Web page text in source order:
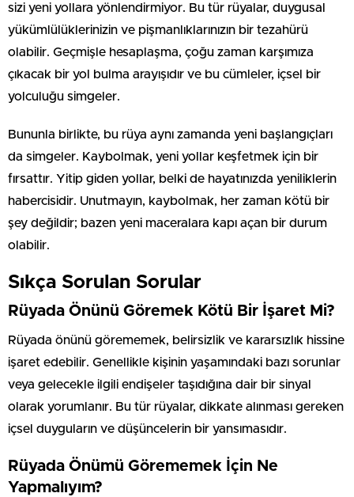
sizi yeni yollara yönlendirmiyor. Bu tür rüyalar, duygusal
yükümlülüklerinizin ve pişmanlıklarınızın bir tezahürü
olabilir. Geçmişle hesaplaşma, çoğu zaman karşımıza
çıkacak bir yol bulma arayışıdır ve bu cümleler, içsel bir
yolculuğu simgeler.
Bununla birlikte, bu rüya aynı zamanda yeni başlangıçları
da simgeler. Kaybolmak, yeni yollar keşfetmek için bir
fırsattır. Yitip giden yollar, belki de hayatınızda yeniliklerin
habercisidir. Unutmayın, kaybolmak, her zaman kötü bir
şey değildir; bazen yeni maceralara kapı açan bir durum
olabilir.
Sıkça Sorulan Sorular
Rüyada Önünü Göremek Kötü Bir İşaret Mi?
Rüyada önünü görememek, belirsizlik ve kararsızlık hissine
işaret edebilir. Genellikle kişinin yaşamındaki bazı sorunlar
veya gelecekle ilgili endişeler taşıdığına dair bir sinyal
olarak yorumlanır. Bu tür rüyalar, dikkate alınması gereken
içsel duyguların ve düşüncelerin bir yansımasıdır.
Rüyada Önümü Görememek İçin Ne
Yapmalıyım?